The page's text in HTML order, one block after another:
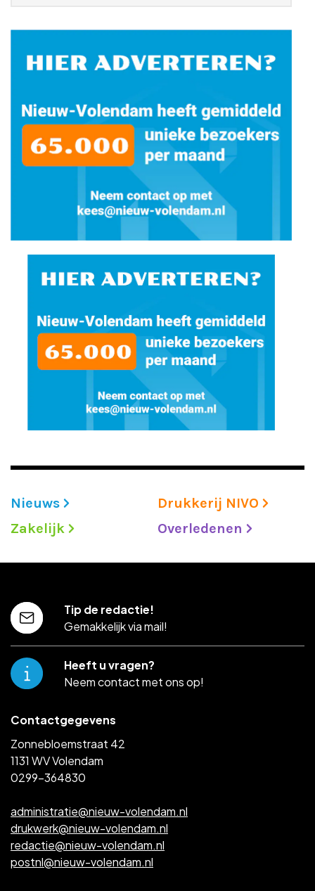
Nieuws
Drukkerij NIVO
Zakelijk
Overledenen
Contactgegevens
Zonnebloemstraat 42
1131 WV Volendam
0299-364830
administratie@nieuw-volendam.nl
drukwerk@nieuw-volendam.nl
redactie@nieuw-volendam.nl
postnl@nieuw-volendam.nl
Tip de redactie!
Gemakkelijk via mail!
Heeft u vragen?
Neem contact met ons op!